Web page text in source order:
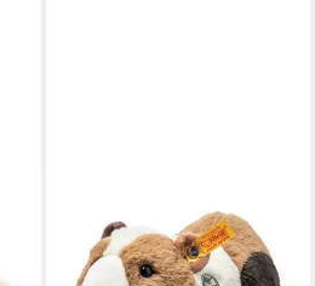
Meerschweinchen Dalle 22
cm mit Quitscher 074547
59,90 €